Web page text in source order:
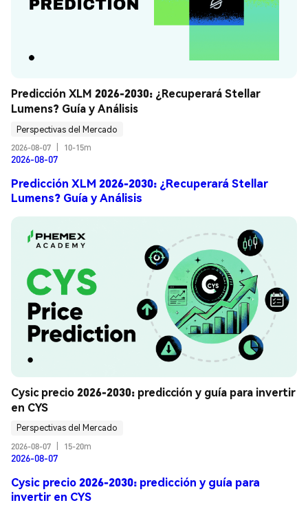
Predicción XLM 2026-2030: ¿Recuperará Stellar
Lumens? Guía y Análisis
Perspectivas del Mercado
2026-08-07
10-15m
2026-08-07
Predicción XLM 2026-2030: ¿Recuperará Stellar
Lumens? Guía y Análisis
Cysic precio 2026-2030: predicción y guía para invertir
en CYS
Perspectivas del Mercado
2026-08-07
15-20m
2026-08-07
Cysic precio 2026-2030: predicción y guía para
invertir en CYS